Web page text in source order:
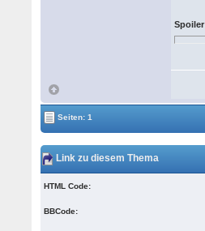
Spoiler
Seiten: 1
Link zu diesem Thema
HTML Code:
BBCode: